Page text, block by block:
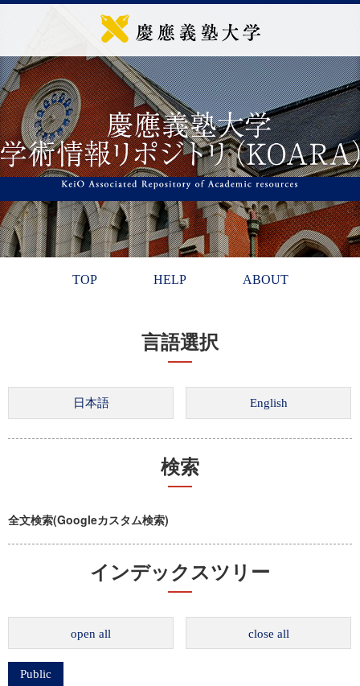
TOP HELP ABOUT
言語選択
検索
全文検索(Googleカスタム検索)
インデックスツリー
open all close all
Public